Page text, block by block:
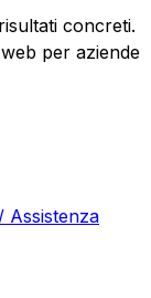
concreti.
per aziende
Assistenza